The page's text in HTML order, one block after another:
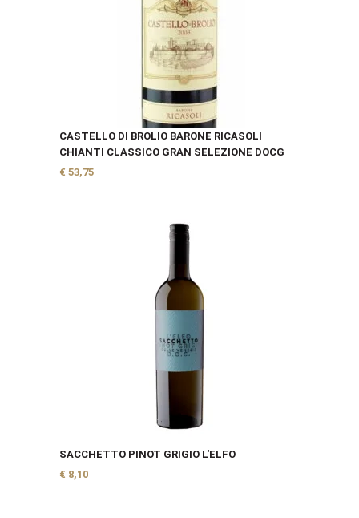
CASTELLO DI BROLIO BARONE RICASOLI
CHIANTI CLASSICO GRAN SELEZIONE DOCG
€ 53,75
SACCHETTO PINOT GRIGIO L'ELFO
€ 8,10